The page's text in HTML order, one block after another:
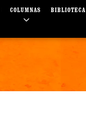
COLUMNAS BIBLIOTECA